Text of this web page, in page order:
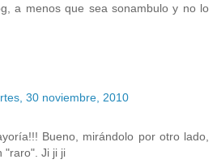
a menos que sea sonambulo y no lo
30 noviembre, 2010
Bueno, mirándolo por otro lado,
"raro". Ji ji ji